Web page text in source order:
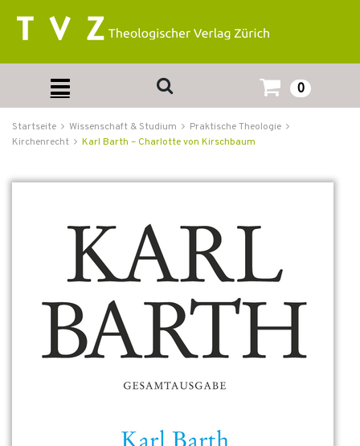
0
Startseite Wissenschaft & Studium
Praktische Theologie
Kirchenrecht
Karl Barth – Charlotte von Kirschbaum